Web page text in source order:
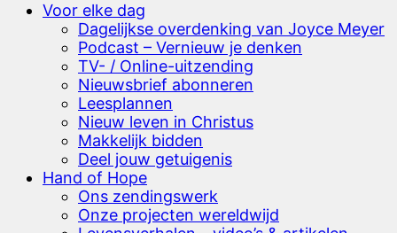
Voor elke dag
Dagelijkse overdenking van Joyce Meyer
Podcast – Vernieuw je denken
TV- / Online-uitzending
Nieuwsbrief abonneren
Leesplannen
Nieuw leven in Christus
Makkelijk bidden
Deel jouw getuigenis
Hand of Hope
Ons zendingswerk
Onze projecten wereldwijd